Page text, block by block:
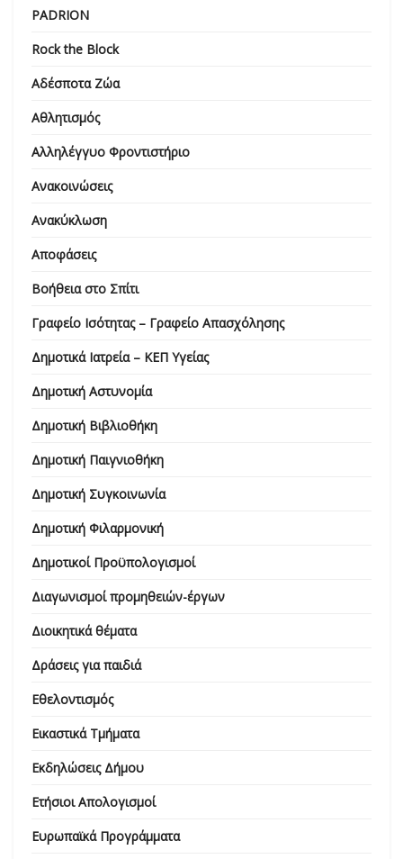
PADRION
Rock the Block
Αδέσποτα Ζώα
Αθλητισμός
Αλληλέγγυο Φροντιστήριο
Ανακοινώσεις
Ανακύκλωση
Αποφάσεις
Βοήθεια στο Σπίτι
Γραφείο Ισότητας – Γραφείο Απασχόλησης
Δημοτικά Ιατρεία – ΚΕΠ Υγείας
Δημοτική Αστυνομία
Δημοτική Βιβλιοθήκη
Δημοτική Παιγνιοθήκη
Δημοτική Συγκοινωνία
Δημοτική Φιλαρμονική
Δημοτικοί Προϋπολογισμοί
Διαγωνισμοί προμηθειών-έργων
Διοικητικά θέματα
Δράσεις για παιδιά
Εθελοντισμός
Εικαστικά Τμήματα
Εκδηλώσεις Δήμου
Ετήσιοι Απολογισμοί
Ευρωπαϊκά Προγράμματα